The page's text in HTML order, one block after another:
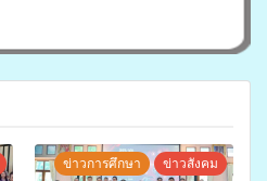
ข่าวการศึกษา ข่าวสังคม